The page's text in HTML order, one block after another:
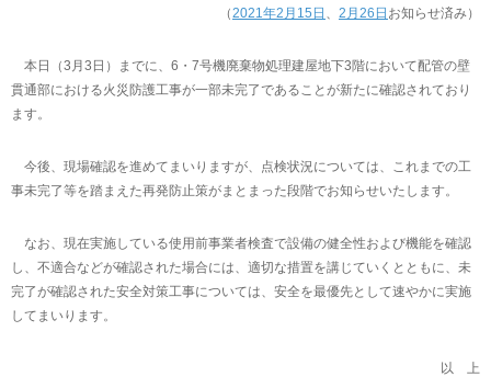
（2021年2月15日 、 2月26日 お知らせ済み）
本日（3月3日）までに、6・7号機廃棄物処理建屋地下3階において配管の壁
貫通部における火災防護工事が一部未完了であることが新たに確認されており
ます。
今後、現場確認を進めてまいりますが、点検状況については、これまでの工
事未完了等を踏まえた再発防止策がまとまった段階でお知らせいたします。
なお、現在実施している使用前事業者検査で設備の健全性および機能を確認
し、不適合などが確認された場合には、適切な措置を講じていくとともに、未
完了が確認された安全対策工事については、安全を最優先として速やかに実施
してまいります。
以 上